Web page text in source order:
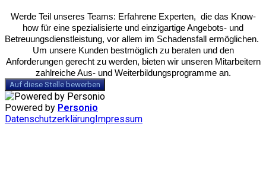
Werde Teil unseres Teams: Erfahrene Experten, die das Know-
how für eine spezialisierte und einzigartige Angebots- und
Betreuungsdienstleistung, vor allem im Schadensfall ermöglichen.
Um unsere Kunden bestmöglich zu beraten und den
Anforderungen gerecht zu werden, bieten wir unseren Mitarbeitern
zahlreiche Aus- und Weiterbildungsprogramme an.
Auf diese Stelle bewerben
Powered by Personio
Datenschutzerklärung Impressum